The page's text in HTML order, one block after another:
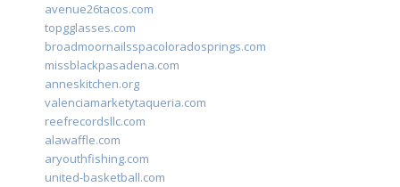
avenue26tacos.com
topgglasses.com
broadmoornailsspacoloradosprings.com
missblackpasadena.com
anneskitchen.org
valenciamarketytaqueria.com
reefrecordsllc.com
alawaffle.com
aryouthfishing.com
united-basketball.com